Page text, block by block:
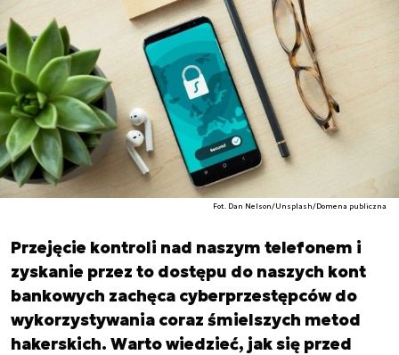
Fot. Dan Nelson/Unsplash/Domena publiczna
Przejęcie kontroli nad naszym telefonem i
zyskanie przez to dostępu do naszych kont
bankowych zachęca cyberprzestępców do
wykorzystywania coraz śmielszych metod
hakerskich. Warto wiedzieć, jak się przed